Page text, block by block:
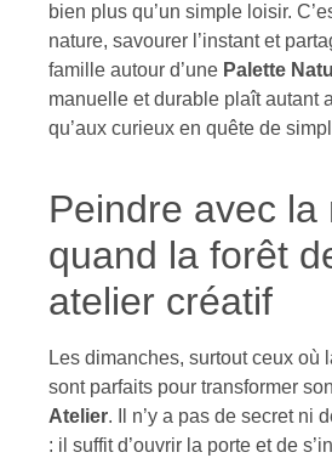
bien plus qu’un simple loisir.
nature, savourer l’instant et
famille autour d’une Palette
manuelle et durable plaît autant
qu’aux curieux en quête de
Peindre avec la
quand la forêt
atelier créatif
Les dimanches, surtout ceux où
sont parfaits pour transformer
Atelier. Il n’y a pas de secret ni
: il suffit d’ouvrir la porte et de